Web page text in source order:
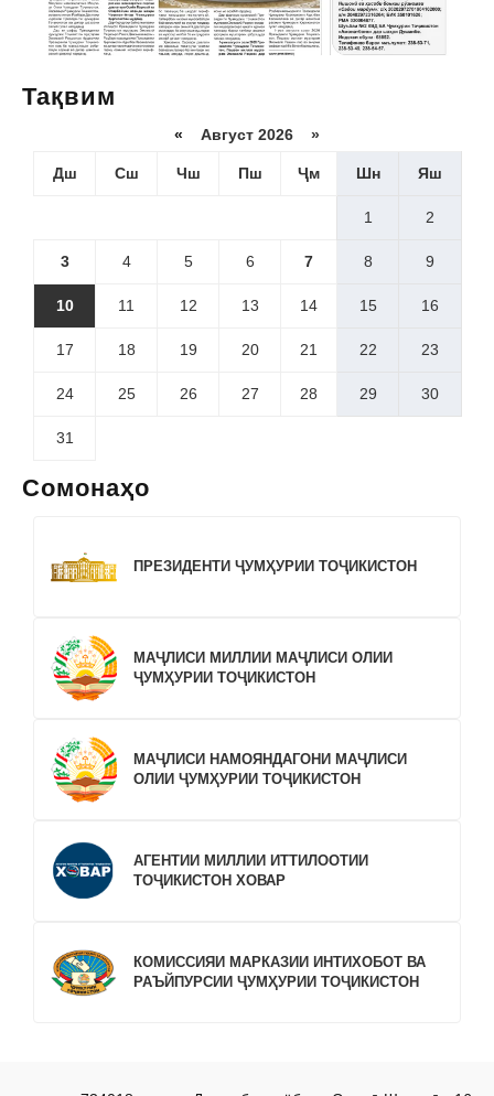
Тақвим
« Август 2026 »
Дш Сш Чш Пш Ҷм Шн Яш
1 2
3 4 5 6 7 8 9
10 11 12 13 14 15 16
17 18 19 20 21 22 23
24 25 26 27 28 29 30
31
Сомонаҳо
ПРЕЗИДЕНТИ ҶУМҲУРИИ ТОҶИКИСТОН
МАҶЛИСИ МИЛЛИИ МАҶЛИСИ ОЛИИ
ҶУМҲУРИИ ТОҶИКИСТОН
МАҶЛИСИ НАМОЯНДАГОНИ МАҶЛИСИ
ОЛИИ ҶУМҲУРИИ ТОҶИКИСТОН
АГЕНТИИ МИЛЛИИ ИТТИЛООТИИ
ТОҶИКИСТОН ХОВАР
КОМИССИЯИ МАРКАЗИИ ИНТИХОБОТ ВА
РАЪЙПУРСИИ ҶУМҲУРИИ ТОҶИКИСТОН